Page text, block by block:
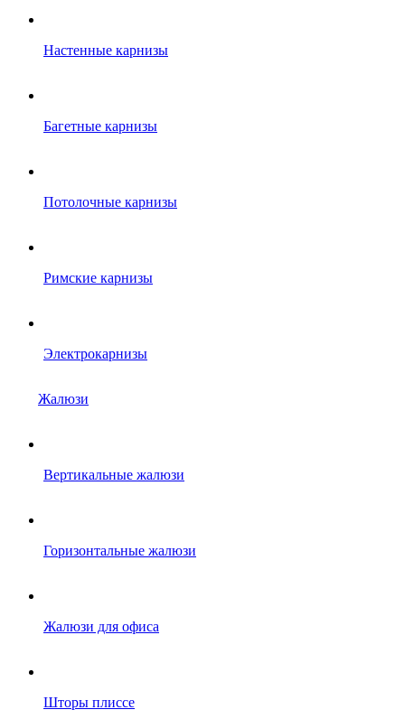
Настенные карнизы
Багетные карнизы
Потолочные карнизы
Римские карнизы
Электрокарнизы
Жалюзи
Вертикальные жалюзи
Горизонтальные жалюзи
Жалюзи для офиса
Шторы плиссе